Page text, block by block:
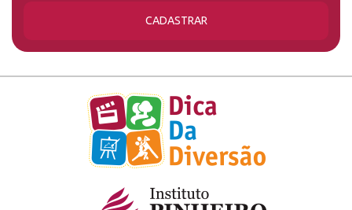
CADASTRAR